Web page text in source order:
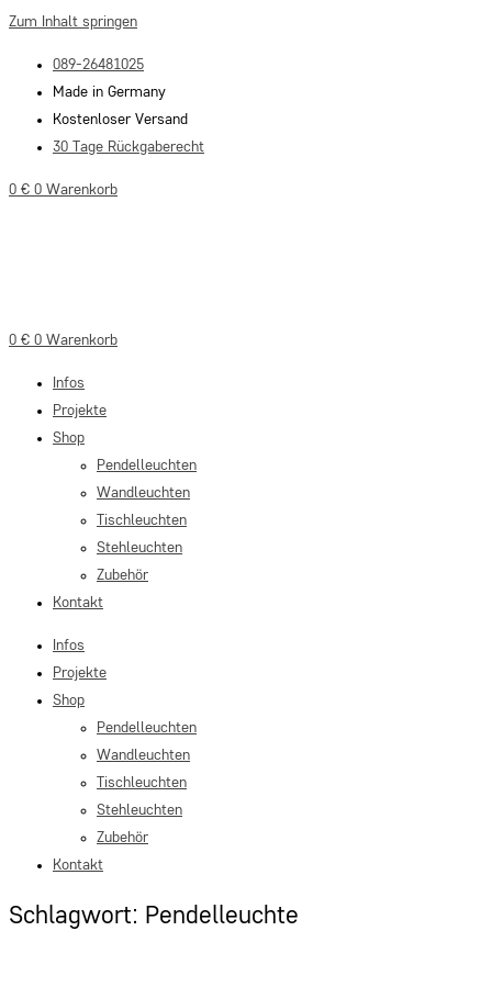
Zum Inhalt springen
089-26481025
Made in Germany
Kostenloser Versand
30 Tage Rückgaberecht
0 € 0 Warenkorb
0 € 0 Warenkorb
Infos
Projekte
Shop
Pendelleuchten
Wandleuchten
Tischleuchten
Stehleuchten
Zubehör
Kontakt
Infos
Projekte
Shop
Pendelleuchten
Wandleuchten
Tischleuchten
Stehleuchten
Zubehör
Kontakt
Schlagwort: Pendelleuchte